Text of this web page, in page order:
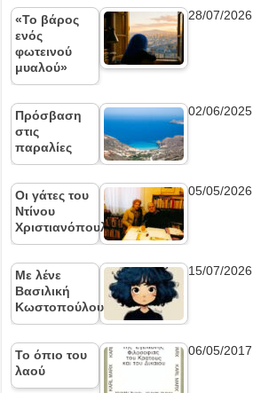
«Το βάρος
ενός
φωτεινού
μυαλού»
28/07/2026
Πρόσβαση
στις
παραλίες
02/06/2025
Οι γάτες του
Ντίνου
Χριστιανόπουλου
05/05/2026
Με λένε
Βασιλική
Κωστοπούλου
15/07/2026
Το όπιο του
λαού
06/05/2017